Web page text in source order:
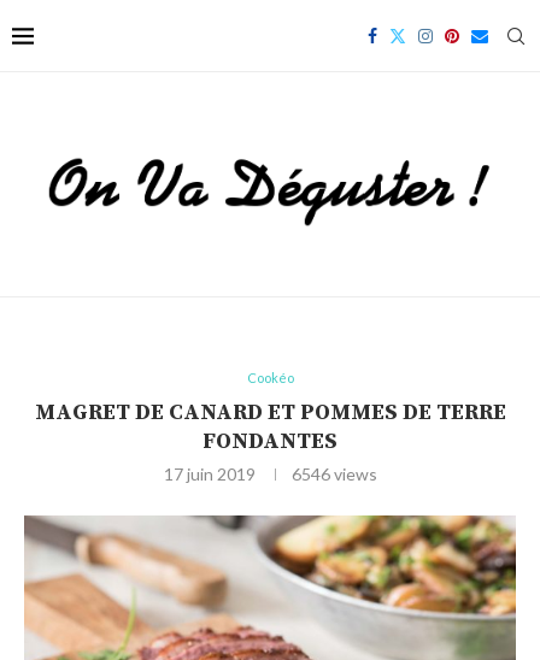
Cookéo
MAGRET DE CANARD ET POMMES DE TERRE
FONDANTES
17 juin 2019 6546views